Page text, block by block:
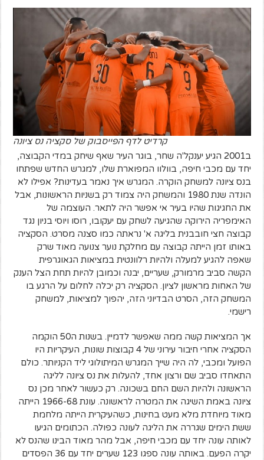
קרדיט לדף הפייסבוק של סקציה נס ציונה
ב2001 הגיע יענקל'ה שחר, בוגר העיר שאף שיחק במדי הקבוצה,
יחד עם מכבי חיפה, בוולוו המפוארת שלו, למגרש החדש שפתחו
בנס ציונה למשחק הוקרה. המגרש איך נאמר בעדינות? אפילו לא
הונדה שנת 1980 והמשחק היה צמוד רק בשניות הראשונות, אבל
את החגיגות שהיו בעיר אי אפשר היה לתאר. העוצמה של
האימפריה הירוקה שהגיעה לשחק עם יעקובו, רוסו ויוסי בניון נגד
קבוצה חצי חובבנית בליגה א' נראתה כמו סצנה מסרט. הסקציה
באותו זמן הייתה קבוצה עם מחלקת נוער צנועה מאוד שרק
שאפה להגיע למעלה ולהיות רלוונטית במציאות הגאוגרפית
הקשה סביב מרמורק, שעריים, יבנה וכמובן להיות תחת הצל הענק
של האחות מראשון לציון. הסקציה רק יכלה לחלום על הרגע בו
המשחק הזה, הסרט הבדיוני הזה, יהפוך למציאות, למשחק
רישמי.
אך המציאות קשה ממה שאפשר לדמיין. בשנות ה50 הוקמה
הסקציה אחרי חיבור עירוני של 4 קבוצות שונות, העיקריות היו
הפועל ומכבי, לה היה שייך המגרש המיתולוגי ליד הקניותר. כולם
התאחדו סביב שם ורצון אחד, להעלות את נס ציונה לליגה
הראשונה ולהיות השם החם בשכונה. רק כעשור לאחר מכן נס
ציונה באמת השיגה את המטרה לראשונה. עונת 1966-68 הייתה
מאוד מיוחדת מלא מעט בחינות, כשהעיקרית הייתה מלחמת
ששת הימים שגררה את הליגה לעונה כפולה. הכתומים הגיעו
לאותה עונה יחד עם מכבי חיפה, אבל מהר מאוד הבינו שהנס לא
יקרה הפעם. באותה עונה ספגו 123 שערים יחד עם 36 הפסדים